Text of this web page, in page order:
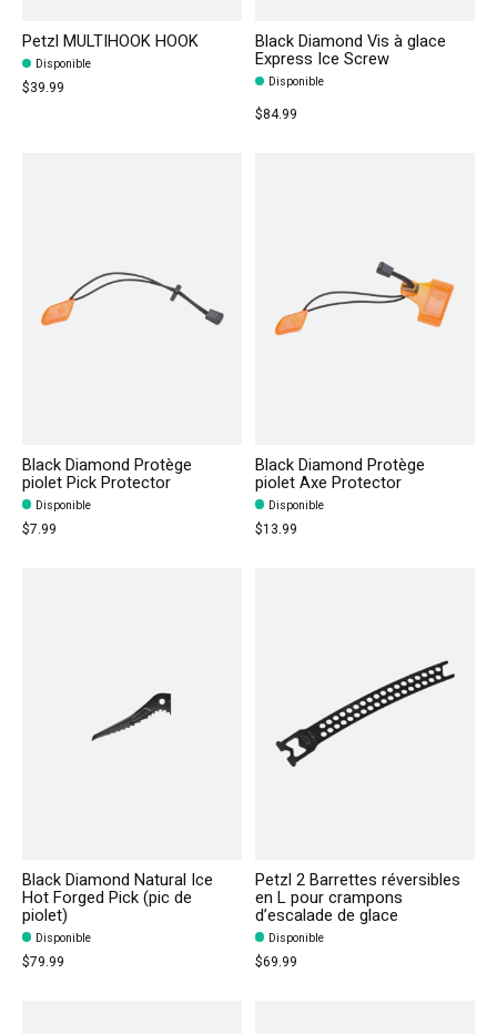
Petzl MULTIHOOK HOOK
Disponible
$39.99
Black Diamond Vis à glace
Express Ice Screw
Disponible
$84.99
Black Diamond Protège
piolet Pick Protector
Disponible
$7.99
Black Diamond Protège
piolet Axe Protector
Disponible
$13.99
Black Diamond Natural Ice
Hot Forged Pick (pic de
piolet)
Disponible
$79.99
Petzl 2 Barrettes réversibles
en L pour crampons
d’escalade de glace
Disponible
$69.99